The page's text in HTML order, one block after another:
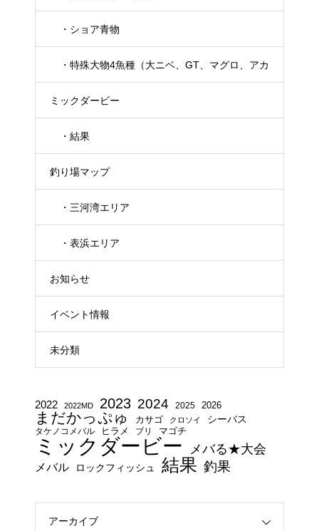
・ショア青物
・特殊大物4魚種（大ニベ、GT、マグロ、アカ
メ）
ミックダービー
・結果
釣り場マップ
・三河湾エリア
・表浜エリア
お知らせ
イベント情報
未分類
2022 2022MD 2023 2024 2025 2026
まだかっぷゅ カサゴ クロソイ シーバス
タケノコメバル ヒラメ ブリ マゴチ
ミックダービー メバる★大会
メバル ロックフィッシュ 結果 釣果
アーカイブ